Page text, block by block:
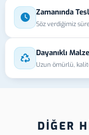
Zamanında
Söz verdiğimiz
Dayanıklı
Uzun ömürlü,
DİĞER